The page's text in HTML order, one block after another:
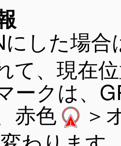
した場
て、現在
ークは、
赤色
＞